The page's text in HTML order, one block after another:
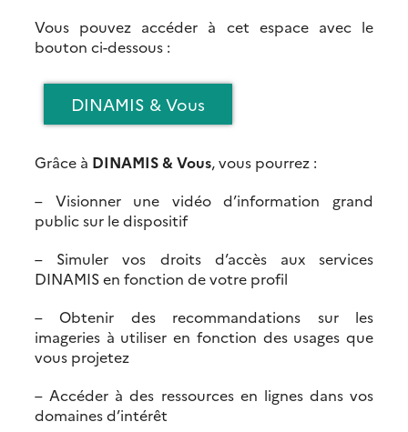
Vous pouvez accéder à cet espace avec le
bouton ci-dessous :
DINAMIS & Vous
Grâce à DINAMIS & Vous, vous pourrez :
– Visionner une vidéo d’information grand
public sur le dispositif
– Simuler vos droits d’accès aux services
DINAMIS en fonction de votre profil
– Obtenir des recommandations sur les
imageries à utiliser en fonction des usages que
vous projetez
– Accéder à des ressources en lignes dans vos
domaines d’intérêt